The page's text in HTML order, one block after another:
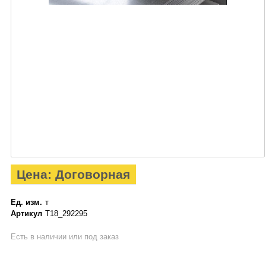
Цена: Договорная
Ед. изм. т
Артикул Т18_292295
Есть в наличии или под заказ